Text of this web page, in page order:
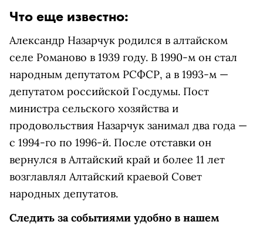
Что еще известно:
Александр Назарчук родился в алтайском
селе Романово в 1939 году. В 1990-м он стал
народным депутатом РСФСР, а в 1993-м —
депутатом российской Госдумы. Пост
министра сельского хозяйства и
продовольствия Назарчук занимал два года —
с 1994-го по 1996-й. После отставки он
вернулся в Алтайский край и более 11 лет
возглавлял Алтайский краевой Совет
народных депутатов.
Следить за событиями удобно в нашем